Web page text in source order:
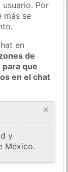
Por
más se
en
de
que
en el chat
×
y
México.